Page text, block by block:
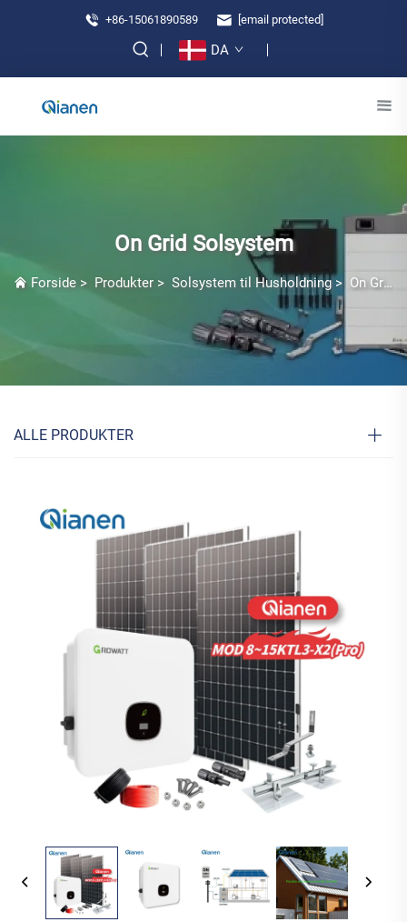
+86-15061890589 [email protected]
DA
On Grid Solsystem
Forside > Produkter > Solsystem til Husholdning > On Grid Solsystem
ALLE PRODUKTER